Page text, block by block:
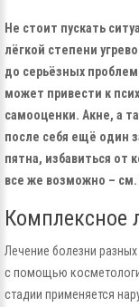
Не стоит пускать
лёгкой степени
до серьёзных
может привести к
самооценки. Акне, а
после себя ещё один
пятна, избавиться от
все же возможно – см.
Комплексное
Лечение болезни
с помощью
стадии применяется